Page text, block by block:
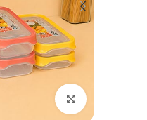
بزرگنمایی تصویر